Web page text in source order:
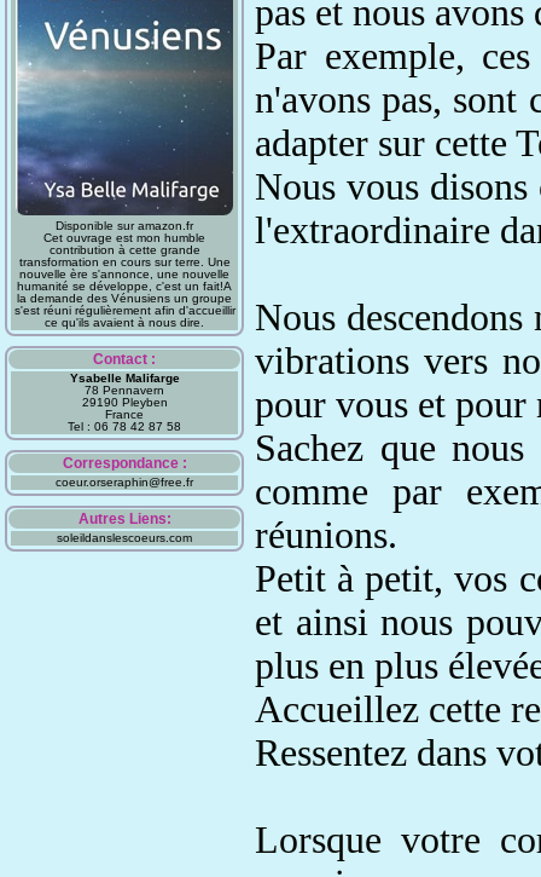
Disponible sur amazon.fr
Cet ouvrage est mon humble
contribution à cette grande
transformation en cours sur terre. Une
nouvelle ère s'annonce, une nouvelle
humanité se développe, c'est un fait!A
la demande des Vénusiens un groupe
s'est réuni régulièrement afin d'accueillir
ce qu'ils avaient à nous dire.
Contact :
Ysabelle Malifarge
78 Pennavern
29190 Pleyben
France
Tel : 06 78 42 87 58
Correspondance :
coeur.orseraphin@free.fr
Autres Liens:
soleildanslescoeurs.com
pas et nous avons
Par exemple,
n'avons pas, sont
adapter sur cette
Nous vous
l'extraordinaire
Nous
vibrations vers
pour vous et pour
Sachez que
comme par
réunions.
Petit à petit,vos
et ainsi nous
plus en plus
Accueillez cette
Ressentez dans
Lorsque votre